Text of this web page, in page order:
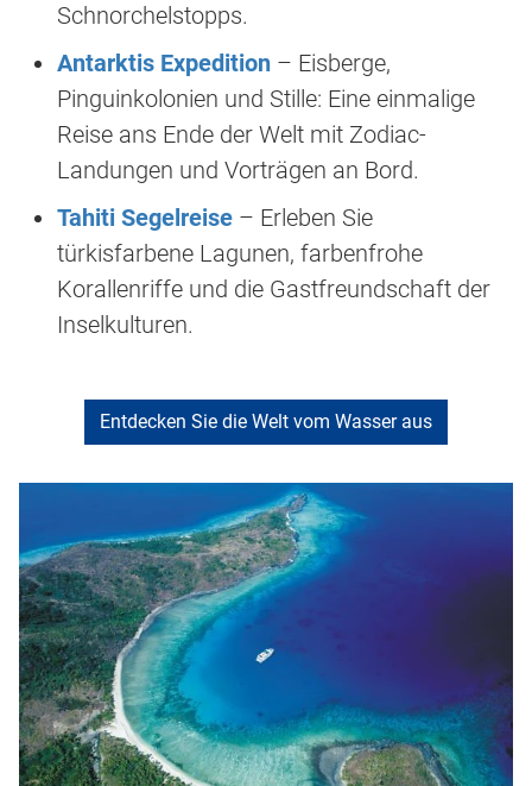
Schnorchelstopps.
Antarktis Expedition – Eisberge,
Pinguinkolonien und Stille: Eine einmalige
Reise ans Ende der Welt mit Zodiac-
Landungen und Vorträgen an Bord.
Tahiti Segelreise – Erleben Sie
türkisfarbene Lagunen, farbenfrohe
Korallenriffe und die Gastfreundschaft der
Inselkulturen.
Entdecken Sie die Welt vom Wasser aus